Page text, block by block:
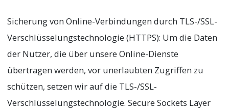
Sicherung von Online-Verbindungen durch TLS-/SSL-
Verschlüsselungstechnologie (HTTPS): Um die Daten
der Nutzer, die über unsere Online-Dienste
übertragen werden, vor unerlaubten Zugriffen zu
schützen, setzen wir auf die TLS-/SSL-
Verschlüsselungstechnologie. Secure Sockets Layer